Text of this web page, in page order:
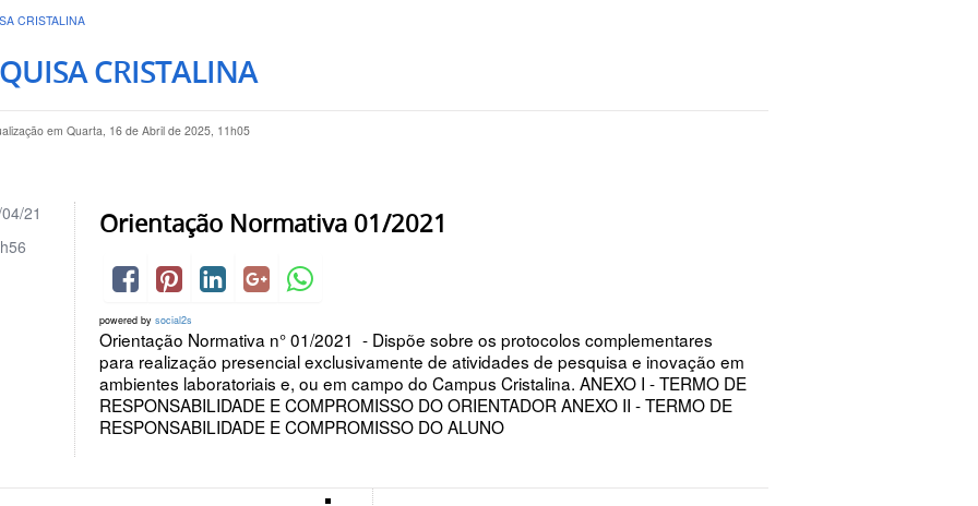
CRISTALINA
CRISTALINA
em Quarta, 16 de Abril de 2025, 11h05
Orientação Normativa 01/2021
powered bysocial2s
Orientação Normativa n° 01/2021 - Dispõe sobre os protocolos complementares
para realização presencial exclusivamente de atividades de pesquisa e inovação em
ambientes laboratoriais e, ou em campo do Campus Cristalina. ANEXO I - TERMO DE
RESPONSABILIDADE E COMPROMISSO DO ORIENTADOR ANEXO II - TERMO DE
RESPONSABILIDADE E COMPROMISSO DO ALUNO
21